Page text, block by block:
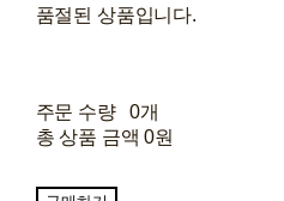
품절된 상품입니다.
주문 수량
0개
총 상품 금액 0원